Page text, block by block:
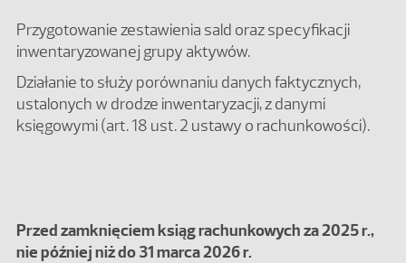
Przygotowanie zestawienia sald oraz specyfikacji
inwentaryzowanej grupy aktywów.
Działanie to służy porównaniu danych faktycznych,
ustalonych w drodze inwentaryzacji, z danymi
księgowymi (art. 18 ust. 2 ustawy o rachunkowości).
Przed zamknięciem ksiąg rachunkowych za 2025 r.,
nie później niż do 31 marca 2026 r.